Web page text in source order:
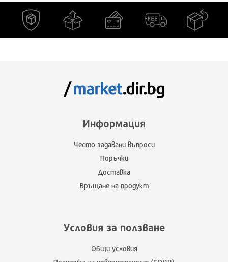
Информация
Често задавани въпроси
Поръчки
Доставка
Връщане на продукт
Условия за ползване
Общи условия